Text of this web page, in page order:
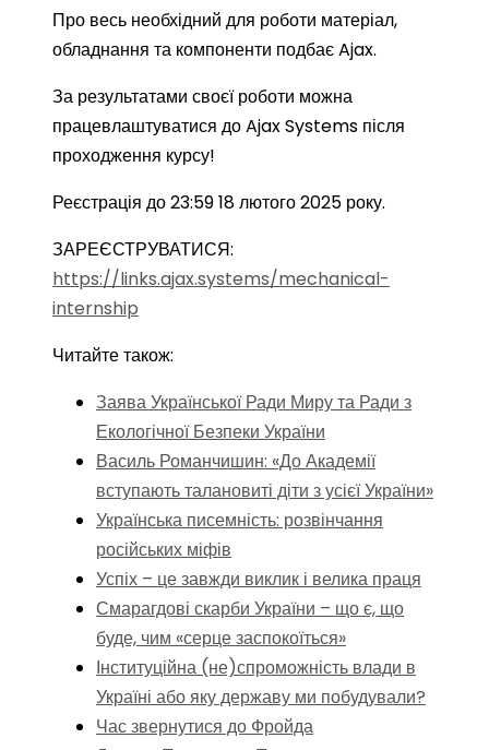
Про весь необхідний для роботи матеріал,
обладнання та компоненти подбає Ajax.
За результатами своєї роботи можна
працевлаштуватися до Ajax Systems після
проходження курсу!
Реєстрація до 23:59 18 лютого 2025 року.
ЗАРЕЄСТРУВАТИСЯ:
https://links.ajax.systems/mechanical-
internship
Читайте також:
Заява Української Ради Миру та Ради з
Екологічної Безпеки України
Василь Романчишин: «До Академії
вступають талановиті діти з усієї України»
Українська писемність: розвінчання
російських міфів
Успіх – це завжди виклик і велика праця
Смарагдові скарби України – що є, що
буде, чим «серце заспокоїться»
Інституційна (не)спроможність влади в
Україні або яку державу ми побудували?
Час звернутися до Фройда